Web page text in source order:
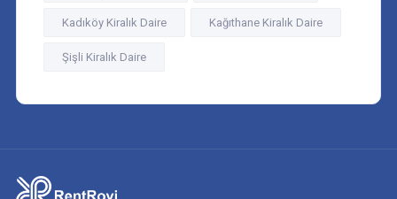
Kadıköy Kiralık Daire Kağıthane Kiralık Daire
Şişli Kiralık Daire